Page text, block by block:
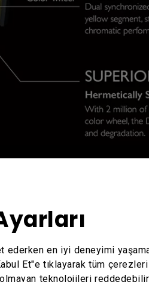
en iyi deneyimi
Et"e tıklayarak tüm
teknolojileri